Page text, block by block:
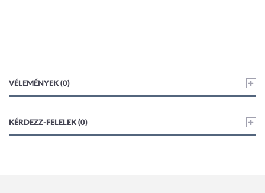
VÉLEMÉNYEK (0)
KÉRDEZZ-FELELEK (0)